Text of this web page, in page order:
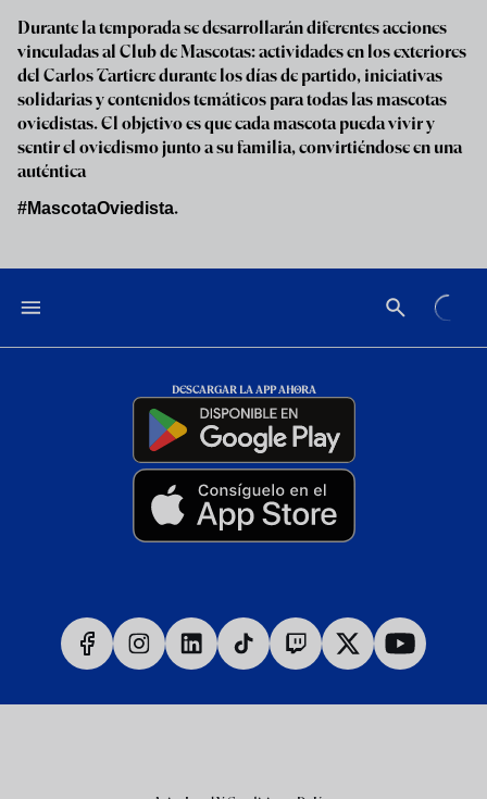
– Carnet físico personalizado del Club de Mascotas.
– Sudadera oficial con los nuevos logos.
– Collar oficial del Club de Mascotas.
– 15 % de descuento en todas las clínicas MiVet de
España.
– Acceso a sorteos, iniciativas especiales y acciones
Durante la temporada se desarrollarán diferentes acciones
vinculadas al Club de Mascotas: actividades en los exteriores
del Carlos Tartiere durante los días de partido, iniciativas
solidarias y contenidos temáticos para todas las mascotas
oviedistas. El objetivo es que cada mascota pueda vivir y
sentir el oviedismo junto a su familia, convirtiéndose en una
auténtica
#MascotaOviedista.
DESCARGAR LA APP AHORA